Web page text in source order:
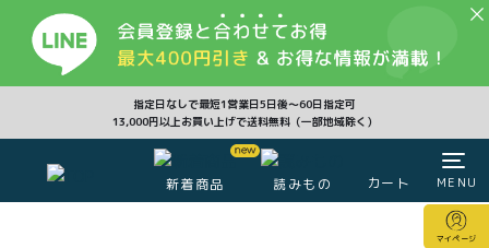
指定日なしで最短1営業日5日後〜60日指定可
13,000円以上お買い上げで送料無料（一部地域除く）
新着商品 読みもの カート
マイページ
MENU
CLOSE